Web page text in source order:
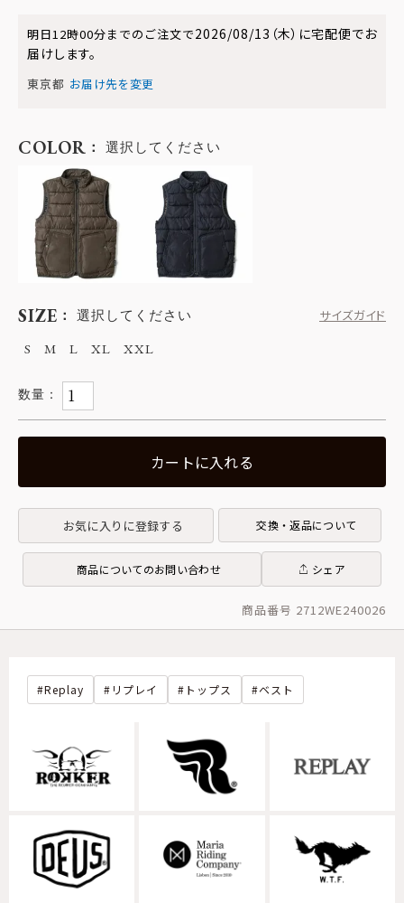
明日12時00分までのご注文で2026/08/13（木） に宅配便でお
届けします。
東京都 お届け先を変更
SIZE 選択してください
サイズガイド
S
M L XL XXL
COLOR 選択してください
カートに入れる
お気に入りに登録する 交換・返品について
商品についてのお問い合わせ シェア
商品番号 2712WE240026
Replay リプレイ トップス ベスト